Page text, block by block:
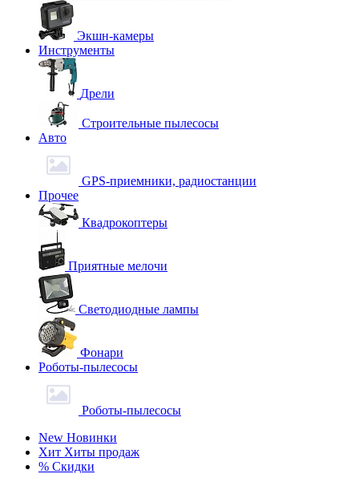
Экшн-камеры
Инструменты
Дрели
Строительные пылесосы
Авто
GPS-приемники, радиостанции
Прочее
Квадрокоптеры
Приятные мелочи
Светодиодные лампы
Фонари
Роботы-пылесосы
Роботы-пылесосы
New Новинки
Хит Хиты продаж
% Скидки